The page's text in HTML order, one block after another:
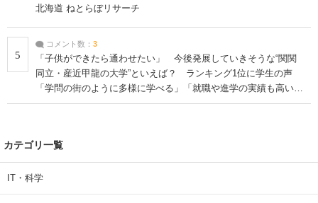
北海道 ねとらぼリサーチ
5
コメント数： 3
「子供ができたら通わせたい」 今後発展していきそうな“関関
同立・産近甲龍の大学”といえば？ ランキング1位に学生の声
「学問の街のように多様に学べる」「就職や進学の実績も高い」
| 大学 ねとらぼリサーチ
カテゴリ一覧
IT・科学